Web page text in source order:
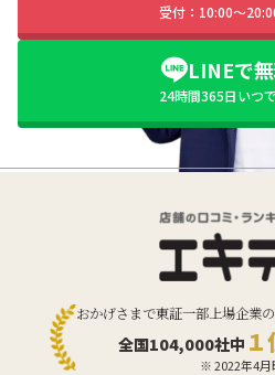
受付：10:00〜
LINEで
24時間365日いつ
おかげさまで東証一部上場企業
全国104,000社中
※ 2022年4月